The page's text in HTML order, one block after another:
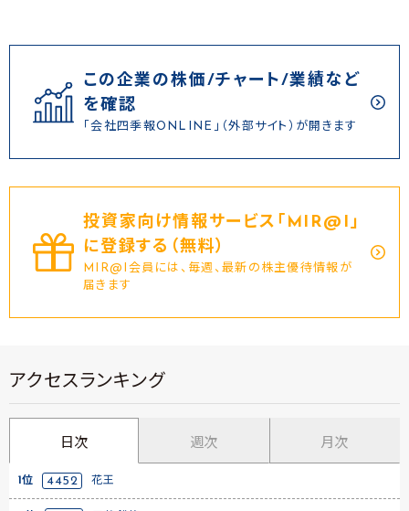
この企業の株価/チャート/業績など
を確認
「会社四季報ONLINE」（外部サイト）が開きます
投資家向け情報サービス｢MIR@I｣
に登録する（無料）
MIR@I会員には、毎週、最新の株主優待情報が
届きます
アクセスランキング
日次 週次 月次
1位 4452 花王